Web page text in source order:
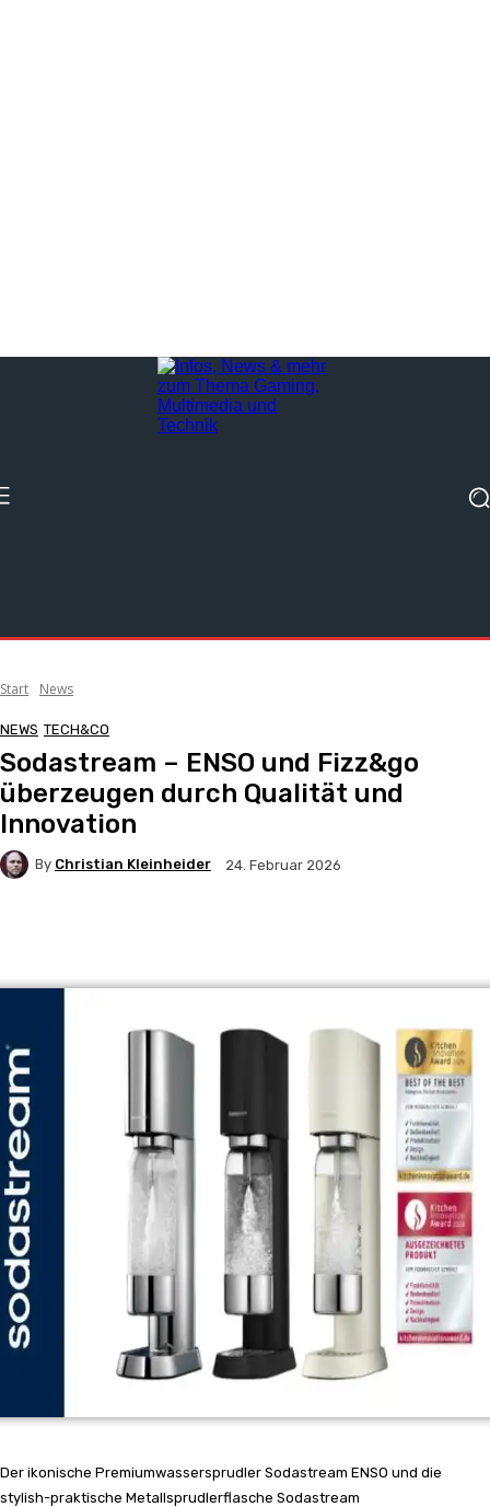
Start News
NEWS TECH&CO
Sodastream – ENSO und Fizz&go
überzeugen durch Qualität und
Innovation
By Christian Kleinheider 24. Februar 2026
Der ikonische Premiumwassersprudler Sodastream ENSO und die
stylish-praktische Metallsprudlerflasche Sodastream